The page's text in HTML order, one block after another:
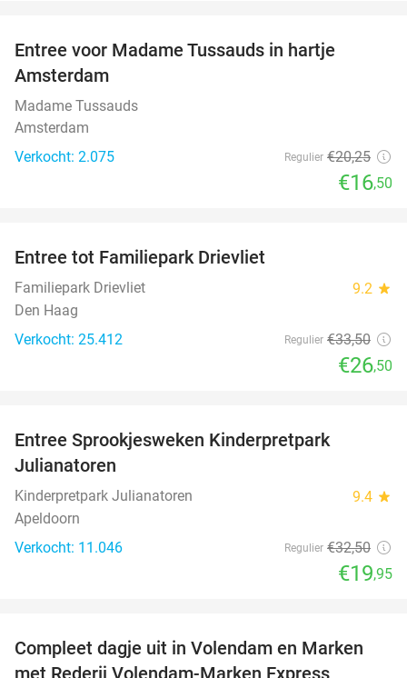
Entree voor Madame Tussauds in hartje
Amsterdam
Madame Tussauds
Amsterdam
Verkocht: 2.075
Regulier €20,25
€16,50
Entree tot Familiepark Drievliet
Familiepark Drievliet 9.2 star
Den Haag
Verkocht: 25.412
Regulier €33,50
€26,50
Entree Sprookjesweken Kinderpretpark
Julianatoren
Kinderpretpark Julianatoren 9.4 star
Apeldoorn
Verkocht: 11.046
Regulier €32,50
€19,95
55%
Compleet dagje uit in Volendam en Marken
met Rederij Volendam-Marken Express